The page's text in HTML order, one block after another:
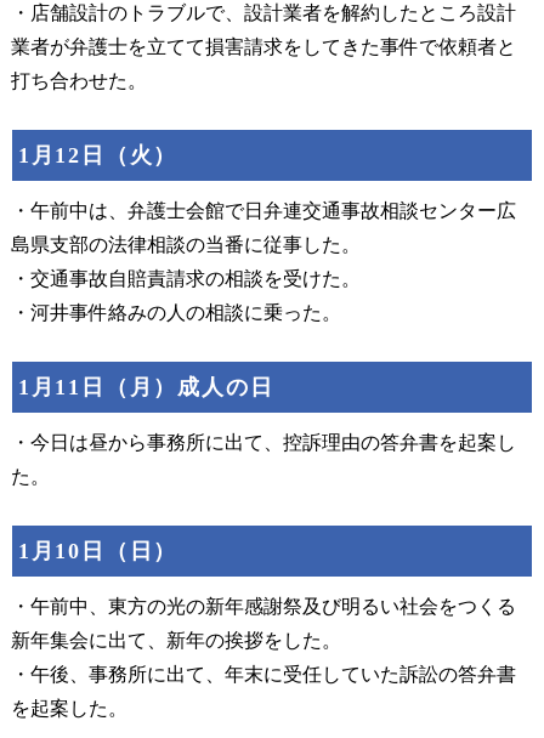
・店舗設計のトラブルで、設計業者を解約したところ設計
業者が弁護士を立てて損害請求をしてきた事件で依頼者と
打ち合わせた。
1月12日（火）
・午前中は、弁護士会館で日弁連交通事故相談センター広
島県支部の法律相談の当番に従事した。
・交通事故自賠責請求の相談を受けた。
・河井事件絡みの人の相談に乗った。
1月11日（月）成人の日
・今日は昼から事務所に出て、控訴理由の答弁書を起案し
た。
1月10日（日）
・午前中、東方の光の新年感謝祭及び明るい社会をつくる
新年集会に出て、新年の挨拶をした。
・午後、事務所に出て、年末に受任していた訴訟の答弁書
を起案した。